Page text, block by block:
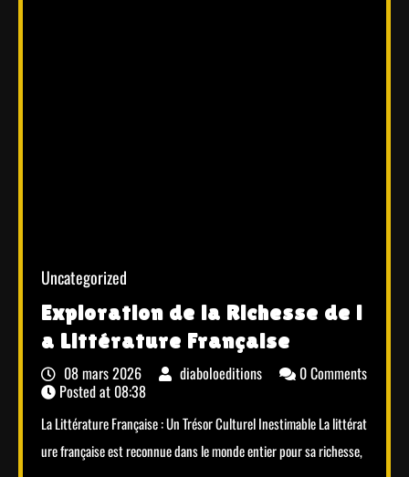
Uncategorized
Exploration de la Richesse de l
a Littérature Française
08 mars 2026 diaboloeditions
0 Comments
Posted at 08:38
La Littérature Française : Un Trésor Culturel Inestimable La littérat
ure française est reconnue dans le monde entier pour sa richesse,